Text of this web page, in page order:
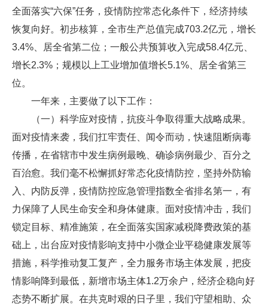
全面落实“六保”任务，疫情防控常态化条件下，经济持续
恢复向好。初步核算，全市生产总值完成703.2亿元，增长
3.4%、居全省第二位；一般公共预算收入完成58.4亿元、
增长2.3%；规模以上工业增加值增长5.1%、居全省第三
位。
一年来，主要做了以下工作：
（一）科学应对疫情，抗疫斗争取得重大战略成果。
面对疫情来袭，我们扛牢责任、闻令而动，快速阻断病毒
传播，在省辖市中发生病例最晚、确诊病例最少、百分之
百治愈。我们毫不松懈抓好常态化疫情防控，坚持外防输
入、内防反弹，疫情防控应急管理指数全省排名第一，有
力保障了人民生命安全和身体健康。面对疫情冲击，我们
锁定目标、精准施策，在全面落实国家减税降费政策的基
础上，出台应对疫情影响支持中小微企业平稳健康发展等
措施，科学推动复工复产，全力服务市场主体发展，把疫
情影响降到最低，新增市场主体1.2万余户，经济企稳向好
态势不断扩展。在共克时艰的日子里，我们守望相助、众